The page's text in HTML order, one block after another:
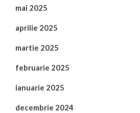
mai 2025
aprilie 2025
martie 2025
februarie 2025
ianuarie 2025
decembrie 2024